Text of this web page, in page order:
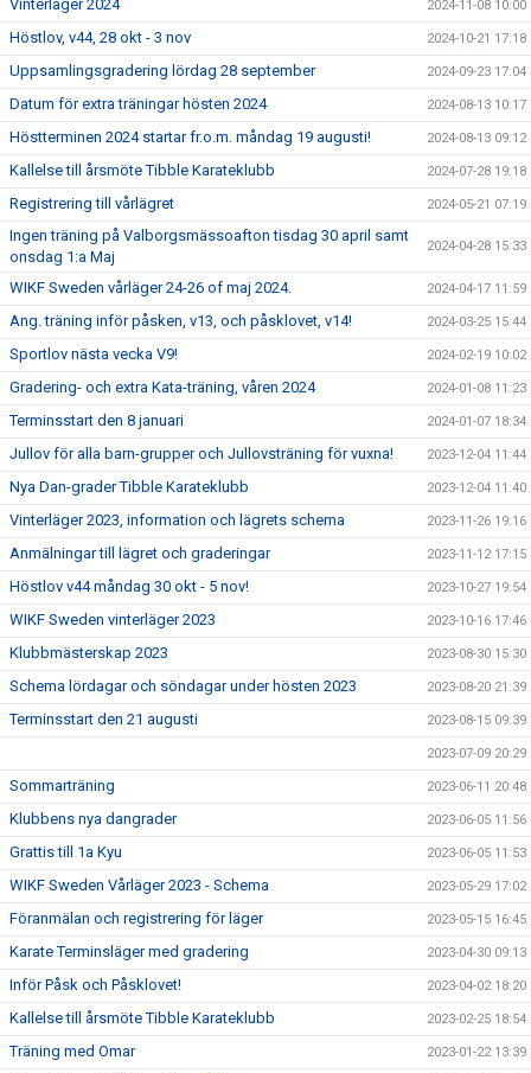
Vinterläger 2024 2024-11-08 10:00
Höstlov, v44, 28 okt - 3 nov 2024-10-21 17:18
Uppsamlingsgradering lördag 28 september 2024-09-23 17:04
Datum för extra träningar hösten 2024 2024-08-13 10:17
Höstterminen 2024 startar fr.o.m. måndag 19 augusti! 2024-08-13 09:12
Kallelse till årsmöte Tibble Karateklubb 2024-07-28 19:18
Registrering till vårlägret 2024-05-21 07:19
Ingen träning på Valborgsmässoafton tisdag 30 april samt
onsdag 1:a Maj
2024-04-28 15:33
WIKF Sweden vårläger 24-26 of maj 2024. 2024-04-17 11:59
Ang. träning inför påsken, v13, och påsklovet, v14! 2024-03-25 15:44
Sportlov nästa vecka V9! 2024-02-19 10:02
Gradering- och extra Kata-träning, våren 2024 2024-01-08 11:23
Terminsstart den 8 januari 2024-01-07 18:34
Jullov för alla barn-grupper och Jullovsträning för vuxna! 2023-12-04 11:44
Nya Dan-grader Tibble Karateklubb 2023-12-04 11:40
Vinterläger 2023, information och lägrets schema 2023-11-26 19:16
Anmälningar till lägret och graderingar 2023-11-12 17:15
Höstlov v44 måndag 30 okt - 5 nov! 2023-10-27 19:54
WIKF Sweden vinterläger 2023 2023-10-16 17:46
Klubbmästerskap 2023 2023-08-30 15:30
Schema lördagar och söndagar under hösten 2023 2023-08-20 21:39
Terminsstart den 21 augusti 2023-08-15 09:39
2023-07-09 20:29
Sommarträning 2023-06-11 20:48
Klubbens nya dangrader 2023-06-05 11:56
Grattis till 1a Kyu 2023-06-05 11:53
WIKF Sweden Vårläger 2023 - Schema 2023-05-29 17:02
Föranmälan och registrering för läger 2023-05-15 16:45
Karate Terminsläger med gradering 2023-04-30 09:13
Inför Påsk och Påsklovet! 2023-04-02 18:20
Kallelse till årsmöte Tibble Karateklubb 2023-02-25 18:54
Träning med Omar 2023-01-22 13:39